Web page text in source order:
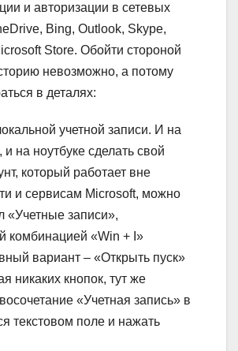
и авторизации в сетевых
Bing, Outlook, Skype,
Store. Обойти стороной
невозможно, а потому
в деталях:
учетной записи. И на
на ноутбуке сделать свой
который работает вне
и сервисам Microsoft, можно
«Учетные записи»,
комбинацией «Win + I»
вариант – «Открыть пуск»
никаких кнопок, тут же
«Учетная запись» в
текстовом поле и нажать